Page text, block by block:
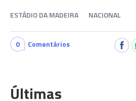
ESTÁDIO DA MADEIRA NACIONAL
0 Comentários
Últimas